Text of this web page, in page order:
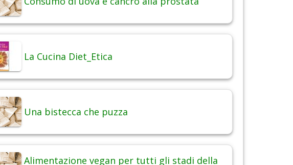
La Cucina Diet_Etica
Una bistecca che puzza
Alimentazione vegan per tutti gli stadi della